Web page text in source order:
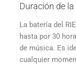
Duración de
La batería del
hasta por 30
de música. Es
cualquier